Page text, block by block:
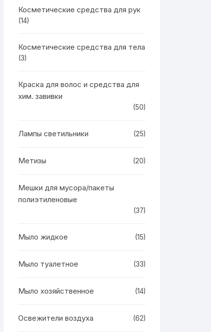
Косметические средства для рук
(14)
Косметические средства для тела
(3)
Краска для волос и средства для
хим. завивки
(50)
Лампы светильники (25)
Метизы (20)
Мешки для мусора/пакеты
полиэтиленовые
(37)
Мыло жидкое (15)
Мыло туалетное (33)
Мыло хозяйственное (14)
Освежители воздуха (62)